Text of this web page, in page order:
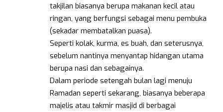
takjilan biasanya berupa makanan kecil atau
ringan, yang berfungsi sebagai menu pembuka
(sekadar membatalkan puasa).
Seperti kolak, kurma, es buah, dan seterusnya,
sebelum nantinya menyantap hidangan utama
berupa nasi dan sebagainya.
Dalam periode setengah bulan lagi menuju
Ramadan seperti sekarang, biasanya beberapa
majelis atau takmir masjid di berbagai